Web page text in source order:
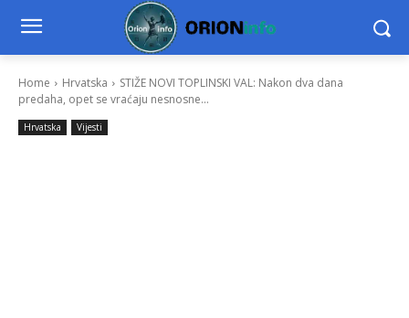
Home Hrvatska
STIŽE NOVI TOPLINSKI VAL: Nakon dva dana
predaha, opet se vraćaju nesnosne...
Hrvatska Vijesti